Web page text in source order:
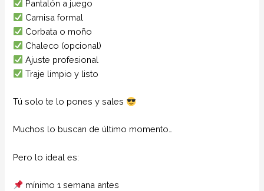
Pantalón a juego
Camisa formal
Corbata o moño
Chaleco (opcional)
Ajuste profesional
Traje limpio y listo
Tú solo te lo pones y sales
Muchos lo buscan de último momento…
Pero lo ideal es:
mínimo 1 semana antes